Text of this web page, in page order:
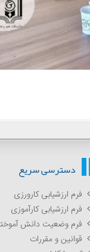
دسترسی سریع
فرم ارزشیابی کارورزی
فرم ارزشیابی کارآموزی
فرم وضعیت دانش
قوانین و مقررات